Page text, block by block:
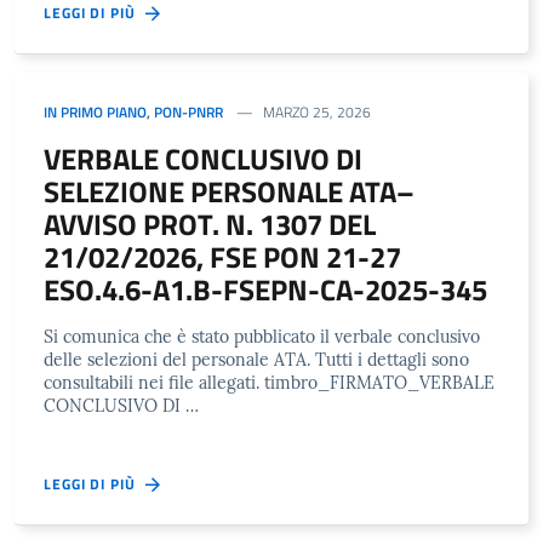
LEGGI DI PIÙ
IN PRIMO PIANO, PON-PNRR MARZO 25, 2026
VERBALE CONCLUSIVO DI
SELEZIONE PERSONALE ATA–
AVVISO PROT. N. 1307 DEL
21/02/2026, FSE PON 21-27
ESO.4.6-A1.B-FSEPN-CA-2025-345
Si comunica che è stato pubblicato il verbale conclusivo
delle selezioni del personale ATA. Tutti i dettagli sono
consultabili nei file allegati. timbro_FIRMATO_VERBALE
CONCLUSIVO DI …
LEGGI DI PIÙ